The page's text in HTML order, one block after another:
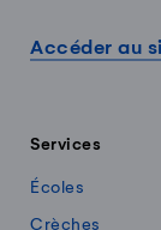
Accéder au
Services
Écoles
Crèches